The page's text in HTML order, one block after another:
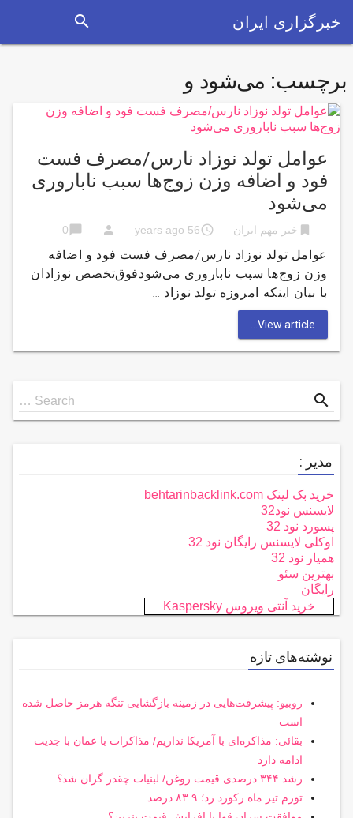
خبرگزاری ایران search
برچسب: می‌شود و
عوامل تولد نوزاد نارس/مصرف فست
فود‌ و اضافه وزن زوج‌ها سبب ناباروری
می‌شود
bookmark خبر مهم ایران access_time
56 years ago
person
chat_bubble
0
عوامل تولد نوزاد نارس/مصرف فست فود‌ و اضافه
وزن زوج‌ها سبب ناباروری می‌شودفوق‌تخصص نوزادان
با بیان اینکه امروزه تولد نوزاد …
View article...
Search
for
Search … search
مدیر :
خرید بک لینک behtarinbacklink.com
لایسنس نود32
پسورد نود 32
اوکلی لایسنس رایگان نود 32
همیار نود 32
بهترین سئو
رایگان
خرید آنتی ویروس Kaspersky
نوشته‌های تازه
روبیو: پیشرفت‌هایی در زمینه بازگشایی تنگه هرمز حاصل شده
است
بقائی: مذاکره‌ای با آمریکا نداریم/ مذاکرات با عمان با جدیت
ادامه دارد
رشد ۳۴۴ درصدی قیمت روغن/ لبنیات چقدر گران شد؟
تورم تیر ماه رکورد زد؛ ۸۳.۹ درصد